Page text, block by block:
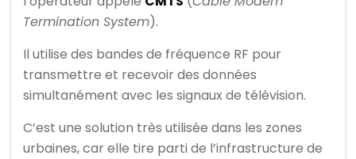
Termination System).
Il utilise des bandes de fréquence RF pour
transmettre et recevoir des données
simultanément avec les signaux de télévision.
C’est une solution très utilisée dans les zones
urbaines, car elle tire parti de l’infrastructure de